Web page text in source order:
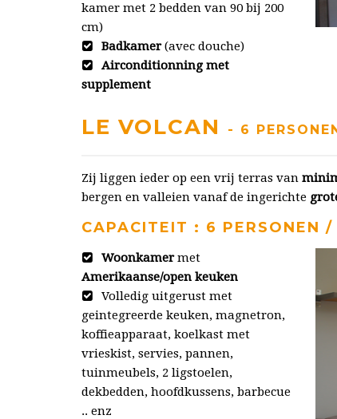
kamer met 2 bedden van 90 bij 200
cm)
Badkamer(avec douche)
Airconditionning met
supplement
LE VOLCAN - 6
Zij liggen ieder op een vrij terras van
bergen en valleien vanaf de ingerichte
CAPACITEIT : 6 PERSONEN
Woonkamermet
Amerikaanse/open keuken
Volledig uitgerust met
geintegreerde keuken, magnetron,
koffieapparaat, koelkast met
vrieskist, servies, pannen,
tuinmeubels, 2 ligstoelen,
dekbedden, hoofdkussens, barbecue
.. enz